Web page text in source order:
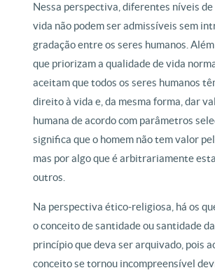
Nessa perspectiva, diferentes níveis de
vida não podem ser admissíveis sem
gradação entre os seres humanos.
que priorizam a qualidade de vida
aceitam que todos os seres humanos
direito à vida e, da mesma forma, dar
humana de acordo com parâmetros
significa que o homem não tem valor
mas por algo que é arbitrariamente
outros.
Na perspectiva ético-religiosa, há os
o conceito de santidade ou santidade
princípio que deva ser arquivado, pois
conceito se tornou incompreensível